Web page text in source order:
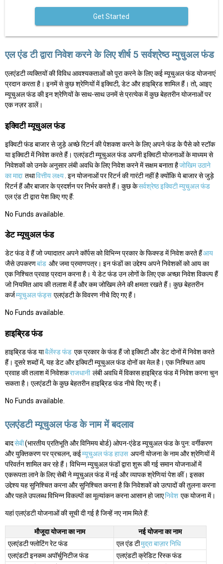
Get Started
एल एंड टी द्वारा निवेश करने के लिए शीर्ष 5 सर्वश्रेष्ठ म्युचुअल फंड
एलएंडटी व्यक्तियों की विविध आवश्यकताओं को पूरा करने के लिए कई म्यूचुअल फंड योजनाएं
प्रदान करता है। इनमें से कुछ श्रेणियों में इक्विटी, डेट और हाइब्रिड शामिल हैं। तो, आइए
म्यूचुअल फंड की इन श्रेणियों के साथ-साथ उनमें से प्रत्येक में कुछ बेहतरीन योजनाओं पर
एक नज़र डालें।
इक्विटी म्यूचुअल फंड
इक्विटी फंड बाजार से जुड़े अच्छे रिटर्न की पेशकश करने के लिए अपने फंड के पैसे को स्टॉक
या इक्विटी में निवेश करते हैं। एलएंडटी म्यूचुअल फंड अपनी इक्विटी योजनाओं के माध्यम से
निवेशकों को उनके अनुसार लंबी अवधि के लिए निवेश करने में सक्षम बनाता हैजोखिम उठाने
का माद्दा तथावित्तीय लक्ष्य . इन योजनाओं पर रिटर्न की गारंटी नहीं है क्योंकि ये बाजार से जुड़े
रिटर्न हैं और बाजार के प्रदर्शन पर निर्भर करते हैं। कुछ केसर्वश्रेष्ठ इक्विटी म्युचुअल फंड
एल एंड टी द्वारा पेश किए गए हैं:
No Funds available.
डेट म्यूचुअल फंड
डेट फंड वे हैं जो ज्यादातर अपने कॉर्पस को विभिन्न प्रकार के फिक्स्ड में निवेश करते हैंआय
जैसे उपकरणबांड और जमा प्रमाणपत्र। इन फंडों का उद्देश्य अपने निवेशकों को आय का
एक निश्चित प्रवाह प्रदान करना है। ये डेट फंड उन लोगों के लिए एक अच्छा निवेश विकल्प हैं
जो नियमित आय की तलाश में हैं और कम जोखिम लेने की क्षमता रखते हैं। कुछ बेहतरीन
कर्जम्यूचुअल फंड्स एलएंडटी के विवरण नीचे दिए गए हैं।
No Funds available.
हाइब्रिड फंड
हाइब्रिड फंड याबैलेंस्ड फंड एक प्रकार के फंड हैं जो इक्विटी और डेट दोनों में निवेश करते
हैं। दूसरे शब्दों में, यह डेट और इक्विटी म्यूचुअल फंड दोनों का मेल है। एक निश्चित आय
प्रवाह की तलाश में निवेशकराजधानी लंबी अवधि में विकास हाइब्रिड फंड में निवेश करना चुन
सकता है। एलएंडटी के कुछ बेहतरीन हाइब्रिड फंड नीचे दिए गए हैं।
No Funds available.
एलएंडटी म्यूचुअल फंड के नाम में बदलाव
बादसेबी(भारतीय प्रतिभूति और विनिमय बोर्ड) ओपन-एंडेड म्यूचुअल फंड के पुन: वर्गीकरण
और युक्तिकरण पर प्रचलन, कईम्यूचुअल फंड हाउस अपनी योजना के नाम और श्रेणियों में
परिवर्तन शामिल कर रहे हैं। विभिन्न म्युचुअल फंडों द्वारा शुरू की गई समान योजनाओं में
एकरूपता लाने के लिए सेबी ने म्यूचुअल फंड में नई और व्यापक श्रेणियां पेश कीं। इसका
उद्देश्य यह सुनिश्चित करना और सुनिश्चित करना है कि निवेशकों को उत्पादों की तुलना करना
और पहले उपलब्ध विभिन्न विकल्पों का मूल्यांकन करना आसान हो जाएनिवेश एक योजना में।
यहां एलएंडटी योजनाओं की सूची दी गई है जिन्हें नए नाम मिले हैं:
मौजूदा योजना का नाम
नई योजना का नाम
एलएंडटी फ्लोटिंग रेट फंड
एल एंड टीमुद्रा बाज़ार निधि
एलएंडटी इनकम अपॉर्चुनिटीज फंड
एलएंडटी क्रेडिट रिस्क फंड